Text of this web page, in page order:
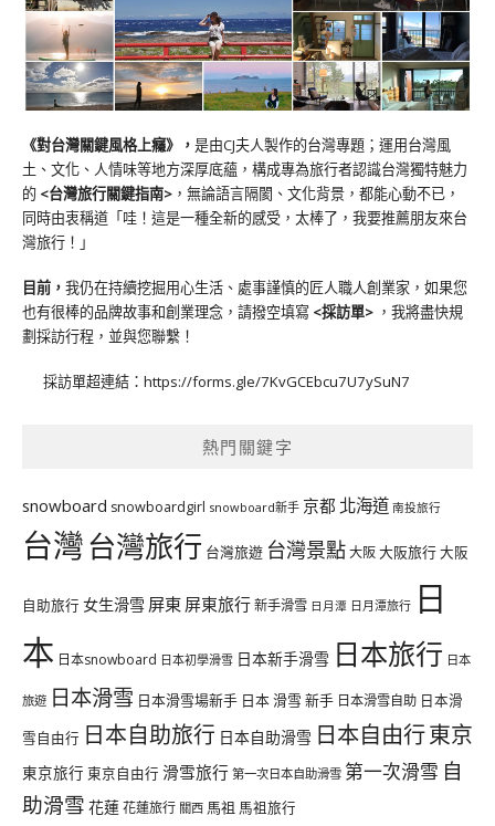
《對台灣關鍵風格上癮》 ， 是由CJ夫人製作的台灣專題；運用台灣風
土、文化、人情味等地方深厚底蘊，構成專為旅行者認識台灣獨特魅力
的 <台灣旅行關鍵指南> ，無論語言隔閡、文化背景，都能心動不已，
同時由衷稱道「哇！這是一種全新的感受，太棒了，我要推薦朋友來台
灣旅行！」
目前， 我仍在持續挖掘用心生活、處事謹慎的匠人職人創業家，如果您
也有很棒的品牌故事和創業理念，請撥空填寫 <採訪單> ，我將盡快規
劃採訪行程，並與您聯繫！
採訪單超連結： https://forms.gle/7KvGCEbcu7U7ySuN7
熱門關鍵字
snowboard snowboardgirl snowboard新手 京都 北海道 南投旅行
台灣台灣旅行 台灣旅遊 台灣景點大阪大阪旅行大阪
自助旅行 女生滑雪 屏東 屏東旅行新手滑雪 日月潭 日月潭旅行 日
本 日本snowboard 日本初學滑雪 日本新手滑雪 日本旅行 日本
旅遊 日本滑雪 日本滑雪場新手 日本 滑雪 新手 日本滑雪自助 日本滑
雪自由行 日本自助旅行 日本自助滑雪 日本自由行東京
東京旅行 東京自由行 滑雪旅行 第一次日本自助滑雪 第一次滑雪 自
助滑雪 花蓮花蓮旅行 關西 馬祖 馬祖旅行